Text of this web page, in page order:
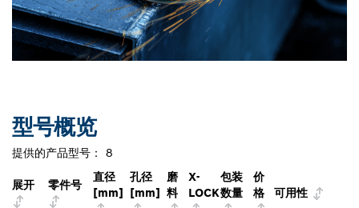
型号概览
提供的产品型号： 8
展开 零件号
直径
[mm]
孔径
[mm]
磨
料
X-
LOCK
包装
数量
价
格
可用性